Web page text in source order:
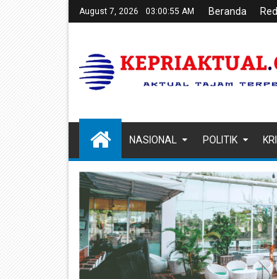
August 7, 2026 03:00:56 AM Beranda
NASIONAL POLITIK